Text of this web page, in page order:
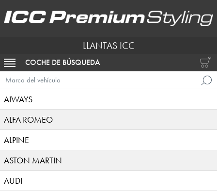
LLANTAS ICC
ACTIVAR NAVEGACIÓN
COCHE DE BÚSQUEDA
Marca del vehículo
AIWAYS
ALFA ROMEO
ALPINE
ASTON MARTIN
AUDI